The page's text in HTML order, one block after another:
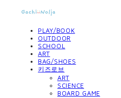
PLAY/BOOK
OUTDOOR
SCHOOL
ART
BAG/SHOES
키즈로브
ART
SCIENCE
BOARD GAME